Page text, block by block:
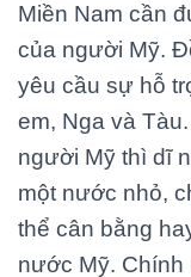
Miền Nam cần
của người Mỹ.
yêu cầu sự hỗ
em, Nga và
người Mỹ thì dĩ
một nước nhỏ,
thể cân bằng
nước Mỹ. Chính